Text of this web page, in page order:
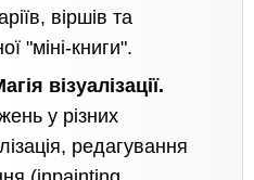
віршів та
"міні-книги".
візуалізації.
у різних
редагування